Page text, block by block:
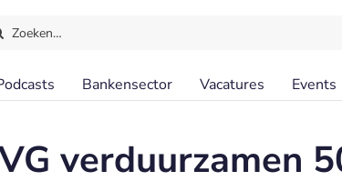
Zoeken…
Bankensector Vacatures Events
verduurzamen